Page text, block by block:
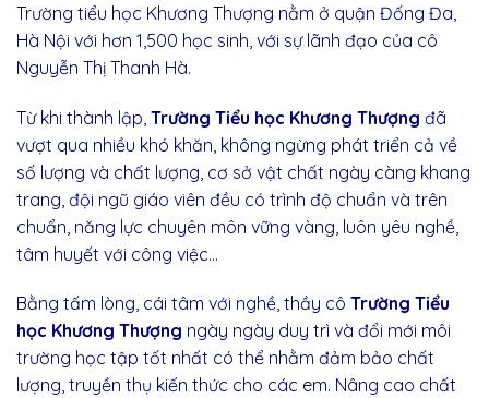
Trường tiểu học Khương Thượng nằm ở quận Đống Đa
Hà Nội với hơn 1, 500 học sinh với sự lãnh đạo của cô
Nguyễn Thị Thanh Hà.
Từ khi thành lập, Trường Tiểu học Khương Thượng đã
vượt qua nhiều khó khăn, không ngừng phát triển cả về
số lượng và chất lượng, cơ sở vật chất ngày càng khang
trang, đội ngũ giáo viên đều có trình độ chuẩn và trên
chuẩn, năng lực chuyên môn vững vàng, luôn yêu nghề,
tâm huyết với công việc…
Bằng tấm lòng, cái tâm với nghề, thầy cô Trường Tiểu
học Khương Thượng ngày ngày duy trì và đổi mới môi
trường học tập tốt nhất có thể nhằm đảm bảo chất
lượng, truyền thụ kiến thức cho các em. Nâng cao chất